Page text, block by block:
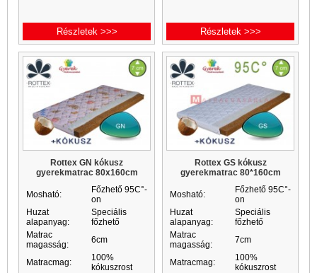
Részletek >>> Részletek >>>
Rottex GN kókusz
gyerekmatrac 80x160cm
Mosható:
Főzhető 95C°-
on
Huzat
alapanyag:
Speciális
főzhető
Matrac
magasság:
6cm
Matracmag:
100%
kókuszrost
Rottex GS kókusz
gyerekmatrac 80*160cm
Mosható:
Főzhető 95C°-
on
Huzat
alapanyag:
Speciális
főzhető
Matrac
magasság:
7cm
Matracmag:
100%
kókuszrost